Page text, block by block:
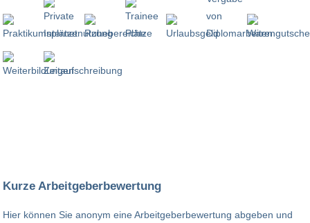
Kurze Arbeitgeberbewertung
Hier können Sie anonym eine Arbeitgeberbewertung abgeben und